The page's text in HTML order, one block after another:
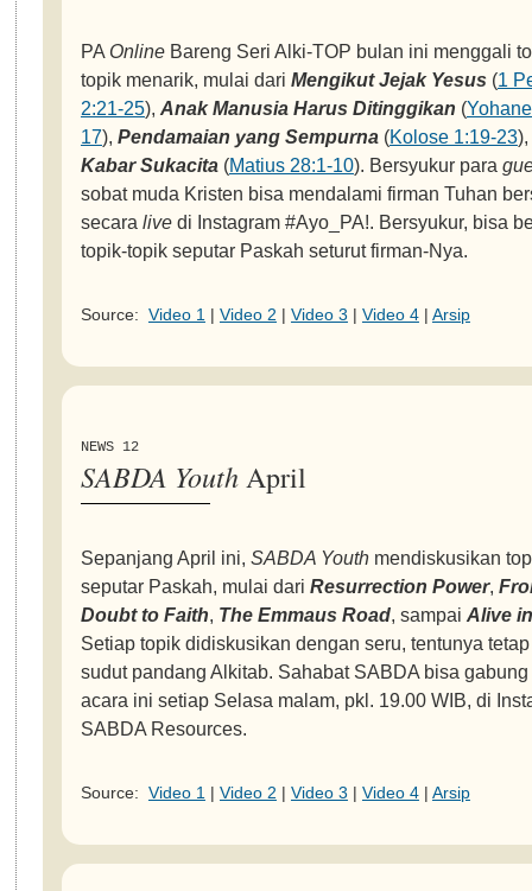
PA OnlineBareng Seri Alki-TOP bulan ini menggali
topik menarik, mulai dari Mengikut Jejak Yesus (1
2:21-25), Anak Manusia Harus Ditinggikan (
17), Pendamaian yang Sempurna(Kolose 1:19-23
Kabar Sukacita(Matius 28:1-10). Bersyukur para
sobat muda Kristen bisa mendalami firman Tuhan
secara livedi Instagram #Ayo_PA!. Bersyukur, bisa
topik-topik seputar Paskah seturut firman-Nya.
Source: Video 1 | Video 2 | Video 3 | Video 4| Arsip
NEWS 12
SABDA YouthApril
Sepanjang April ini, SABDA Youthmendiskusikan
seputar Paskah, mulai dari Resurrection Power,
Doubt to Faith, The Emmaus Road, sampai Alive
Setiap topik didiskusikan dengan seru, tentunya
sudut pandang Alkitab. Sahabat SABDA bisa
acara ini setiap Selasa malam, pkl. 19.00 WIB, di
SABDA Resources.
Source: Video 1 | Video 2 | Video 3 | Video 4| Arsip